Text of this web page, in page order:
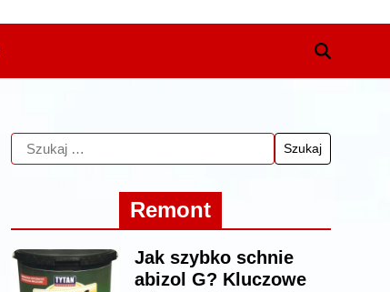
Remont
Jak szybko schnie
abizol G? Kluczowe